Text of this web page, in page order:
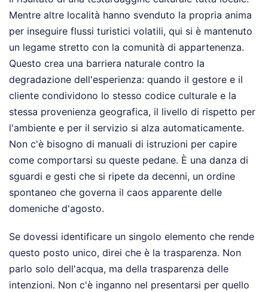
Mentre altre località hanno svenduto la propria anima
per inseguire flussi turistici volatili, qui si è mantenuto
un legame stretto con la comunità di appartenenza.
Questo crea una barriera naturale contro la
degradazione dell'esperienza: quando il gestore e il
cliente condividono lo stesso codice culturale e la
stessa provenienza geografica, il livello di rispetto per
l'ambiente e per il servizio si alza automaticamente.
Non c'è bisogno di manuali di istruzioni per capire
come comportarsi su queste pedane. È una danza di
sguardi e gesti che si ripete da decenni, un ordine
spontaneo che governa il caos apparente delle
domeniche d'agosto.
Se dovessi identificare un singolo elemento che rende
questo posto unico, direi che è la trasparenza. Non
parlo solo dell'acqua, ma della trasparenza delle
intenzioni. Non c'è inganno nel presentarsi per quello